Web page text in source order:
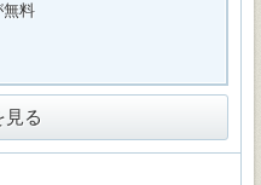
無料
見る